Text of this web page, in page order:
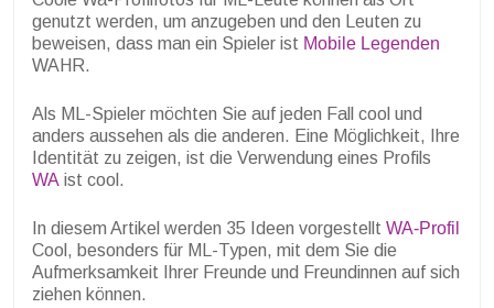
genutzt werden, um anzugeben und den Leuten zu
beweisen, dass man ein Spieler ist Mobile Legenden
WAHR.
Als ML-Spieler möchten Sie auf jeden Fall cool und
anders aussehen als die anderen. Eine Möglichkeit, Ihre
Identität zu zeigen, ist die Verwendung eines Profils
WA ist cool.
In diesem Artikel werden 35 Ideen vorgestellt WA-Profil
Cool, besonders für ML-Typen, mit dem Sie die
Aufmerksamkeit Ihrer Freunde und Freundinnen auf sich
ziehen können.